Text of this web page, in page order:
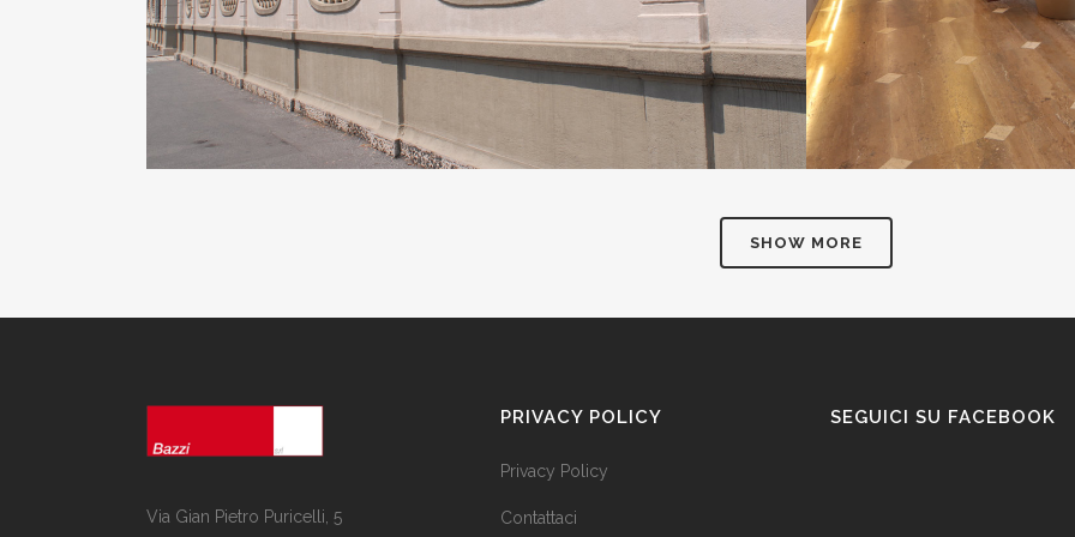
SHOW MORE
Via Gian Pietro Puricelli, 5
PRIVACY POLICY
Privacy Policy
Contattaci
SEGUICI SU FACEBOOK